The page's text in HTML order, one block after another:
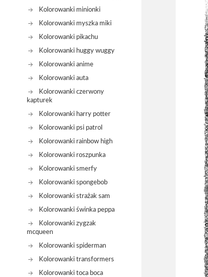
Kolorowanki minionki
Kolorowanki myszka miki
Kolorowanki pikachu
Kolorowanki huggy wuggy
Kolorowanki anime
Kolorowanki auta
Kolorowanki czerwony
kapturek
Kolorowanki harry potter
Kolorowanki psi patrol
Kolorowanki rainbow high
Kolorowanki roszpunka
Kolorowanki smerfy
Kolorowanki spongebob
Kolorowanki strażak sam
Kolorowanki świnka peppa
Kolorowanki zygzak
mcqueen
Kolorowanki spiderman
Kolorowanki transformers
Kolorowanki toca boca